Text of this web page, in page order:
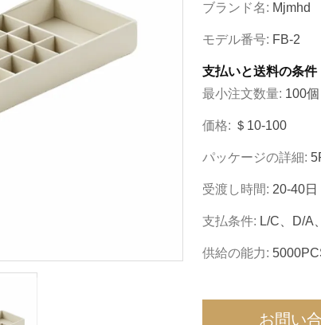
ブランド名: Mjmhd
モデル番号: FB-2
支払いと送料の条件
最小注文数量: 100個
価格: ＄10-100
パッケージの詳細:
受渡し時間: 20-40日
支払条件: L/C、D/A
供給の能力:
お問い